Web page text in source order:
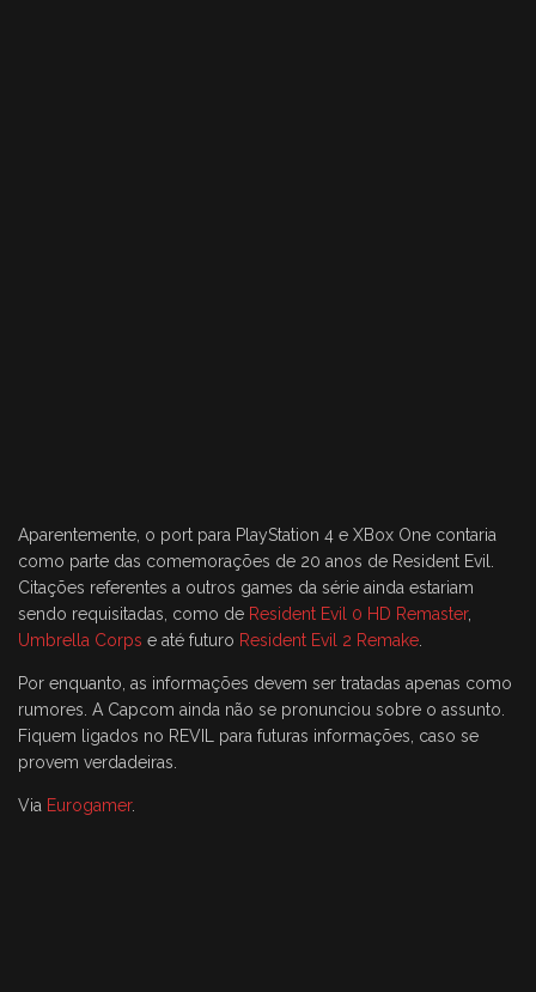
Aparentemente, o port para PlayStation 4 e XBox One contaria
como parte das comemorações de 20 anos de Resident Evil.
Citações referentes a outros games da série ainda estariam
sendo requisitadas, como de Resident Evil 0 HD Remaster,
Umbrella Corps e até futuro Resident Evil 2 Remake
Por enquanto, as informações devem ser tratadas apenas como
rumores. A Capcom ainda não se pronunciou sobre o assunto.
Fiquem ligados no REVIL para futuras informações, caso se
provem verdadeiras.
Via Eurogamer.